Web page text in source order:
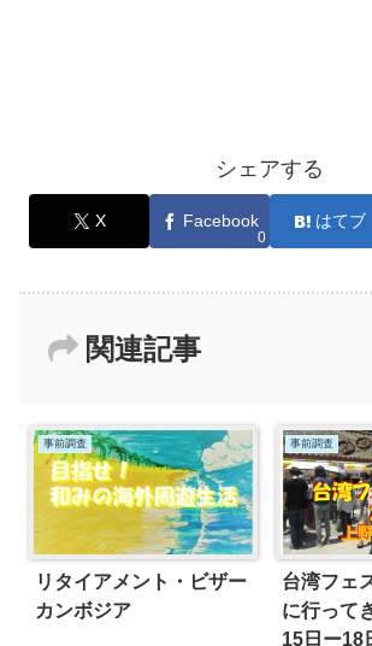
シェアする
X Facebook
0
はてブ
関連記事
事前調査
リタイアメント・ビザー
カンボジア
事前調査
台湾フェ
に行って
15日ー18